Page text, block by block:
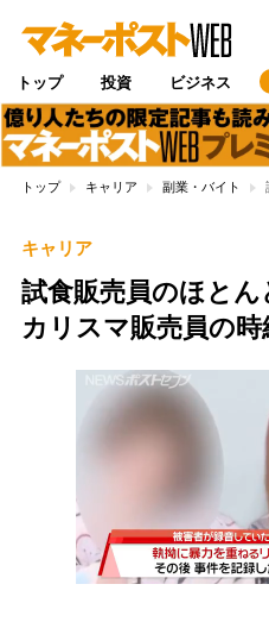
トップ 投資 ビジネス
トップ キャリア 副業・バイト
キャリア
試食販売員のほと
カリスマ販売員の時